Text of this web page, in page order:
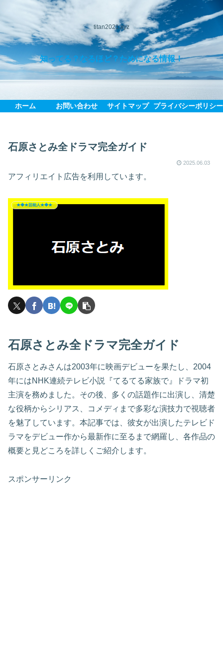
titan2021.xyz
知ってる？なるほど？ためになる情報！
ホーム お問い合わせ サイトマップ プライバシーポリシー
石原さとみ全ドラマ完全ガイド
2025.06.03
アフィリエイト広告を利用しています。
★◆★芸能人★◆★
石原さとみ全ドラマ完全ガイド
石原さとみさんは2003年に映画デビューを果たし、2004
年にはNHK連続テレビ小説『てるてる家族で』ドラマ初
主演を務めました。その後、多くの話題作に出演し、清楚
な役柄からシリアス、コメディまで多彩な演技力で視聴者
を魅了しています。本記事では、彼女が出演したテレビド
ラマをデビュー作から最新作に至るまで網羅し、各作品の
概要と見どころを詳しくご紹介します。
スポンサーリンク